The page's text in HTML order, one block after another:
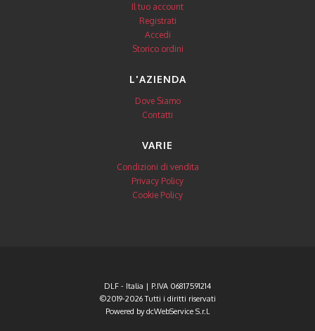
Il tuo account
Registrati
Accedi
Storico ordini
L'AZIENDA
Dove Siamo
Contatti
VARIE
Condizioni di vendita
Privacy Policy
Cookie Policy
DLF - Italia | P.IVA 06817591214
©2019-2026 Tutti i diritti riservati
Powered bydcWebService S.r.l.